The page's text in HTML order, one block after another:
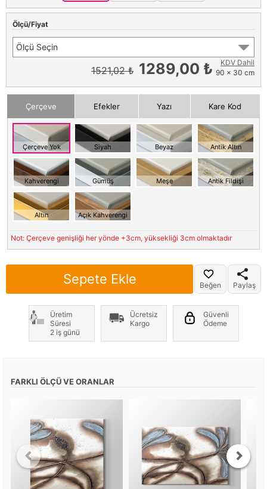
Ölçü/Fiyat
Ölçü Seçin
1521,02 ₺ 1289,00 ₺
KDV Dahil
90 x 30 cm
Çerçeve Efekler Yazı Kare Kod
Çerçeve Yok Siyah Beyaz Antik Altın
Kahverengi Gümüş Meşe Antik Fildişi
Altın Açık Kahverengi
Not: Çerçeve genişliği her yönde +3cm, yüksekliği 3cm olmaktadır
Sepete Ekle Beğen Paylaş
Üretim
Süresi
2 iş günü
Ücretsiz
Kargo
Güvenli
Ödeme
FARKLI ÖLÇÜ VE ORANLAR